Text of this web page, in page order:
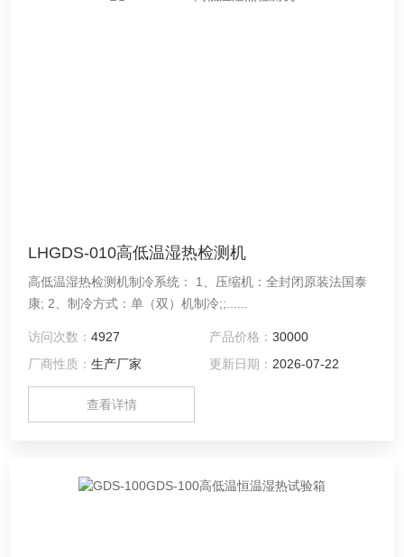
LHGDS-010高低温湿热检测机
高低温湿热检测机制冷系统： 1、压缩机：全封闭原装法国泰
康; 2、制冷方式：单（双）机制冷;;......
访问次数：4927 产品价格： 30000
厂商性质：生产厂家 更新日期： 2026-07-22
查看详情